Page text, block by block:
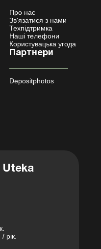
Про нас
Зв'язатися з нами
Техпідтримка
Наші телефони
Користувацька угода
Партнери
Depositphotos
Uteka
рік.